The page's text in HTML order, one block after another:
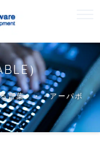
）
言葉・・・アーパボ